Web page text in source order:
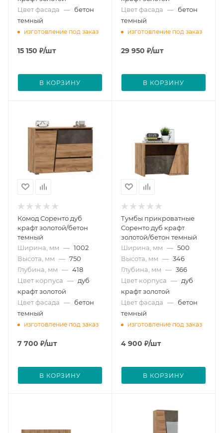
Цвет фасада — бетон
темный
изготовление под заказ
15 150 ₽/шт
В КОРЗИНУ
Цвет фасада — бетон
темный
изготовление под заказ
29 950 ₽/шт
В КОРЗИНУ
Комод Соренто дуб
крафт золотой/бетон
темный
Ширина, мм — 1002
Высота, мм — 750
Глубина, мм — 418
Цвет корпуса — дуб
крафт золотой
Цвет фасада — бетон
темный
изготовление под заказ
7 700 ₽/шт
В КОРЗИНУ
Тумбы прикроватные
Соренто дуб крафт
золотой/бетон темный
Ширина, мм — 500
Высота, мм — 346
Глубина, мм — 366
Цвет корпуса — дуб
крафт золотой
Цвет фасада — бетон
темный
изготовление под заказ
4 900 ₽/шт
В КОРЗИНУ